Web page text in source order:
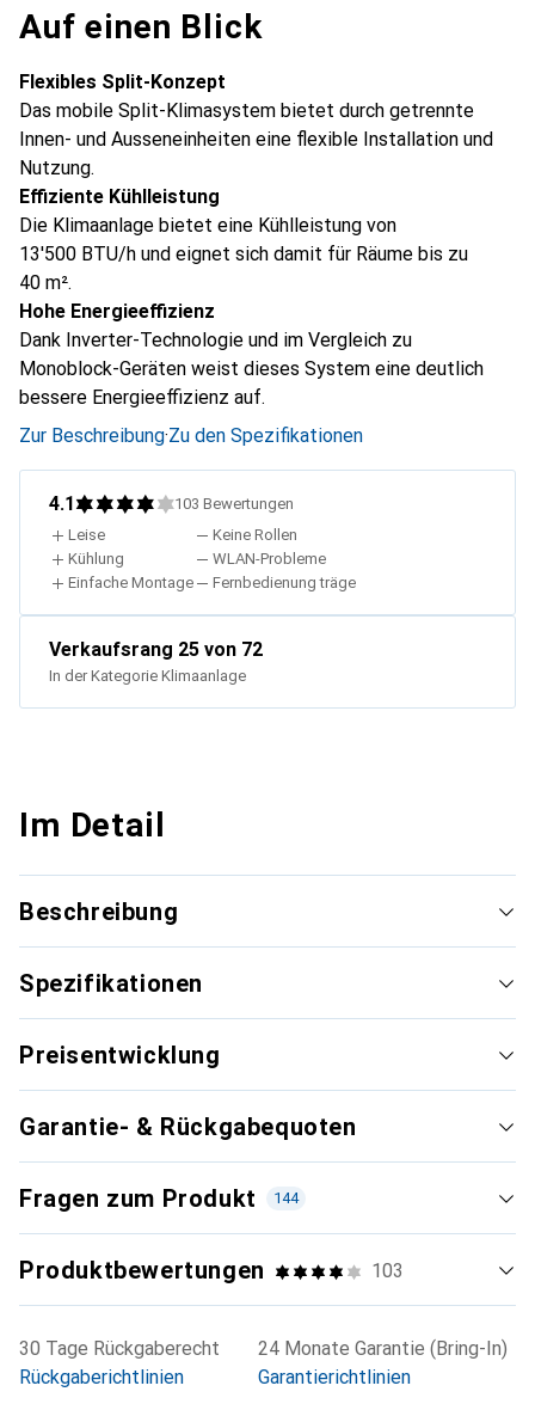
Auf einen Blick
Flexibles Split-Konzept
Das mobile Split-Klimasystem bietet durch getrennte
Innen- und Ausseneinheiten eine flexible Installation und
Nutzung.
Effiziente Kühlleistung
Die Klimaanlage bietet eine Kühlleistung von
13'500 BTU/h und eignet sich damit für Räume bis zu
40 m².
Hohe Energieeffizienz
Dank Inverter-Technologie und im Vergleich zu
Monoblock-Geräten weist dieses System eine deutlich
bessere Energieeffizienz auf.
Zur Beschreibung·Zu den Spezifikationen
4.1 103 Bewertungen
Leise
Kühlung
Einfache Montage
Keine Rollen
WLAN-Probleme
Fernbedienung träge
Verkaufsrang 25 von 72
In der Kategorie Klimaanlage
Im Detail
Beschreibung
Spezifikationen
Preisentwicklung
Garantie- & Rückgabequoten
Fragen zum Produkt 144
Produktbewertungen 103
30 Tage Rückgaberecht
Rückgaberichtlinien
24 Monate Garantie (Bring-In)
Garantierichtlinien